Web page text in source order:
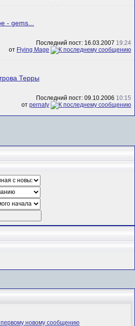
- gems...
Последний пост: 16.03.2007 19:24
от Flying Mage
Терры
Последний пост: 09.10.2006 10:15
от pernaty